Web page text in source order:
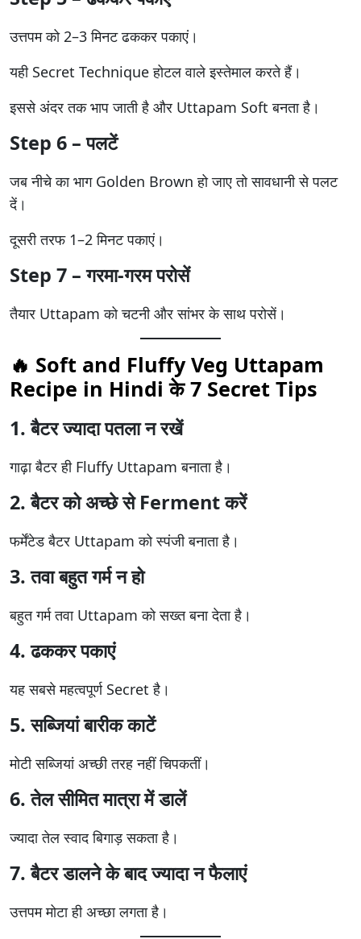
उत्तपम को 2–3 मिनट ढककर पकाएं।
यही Secret Technique होटल वाले इस्तेमाल करते हैं।
इससे अंदर तक भाप जाती है और Uttapam Soft बनता है।
Step 6 – पलटें
जब नीचे का भाग Golden Brown हो जाए तो सावधानी से पलट
दें।
दूसरी तरफ 1–2 मिनट पकाएं।
Step 7 – गरमा-गरम परोसें
तैयार Uttapam को चटनी और सांभर के साथ परोसें।
🔥 Soft and Fluffy Veg Uttapam
Recipe in Hindi के 7 Secret Tips
1. बैटर ज्यादा पतला न रखें
गाढ़ा बैटर ही Fluffy Uttapam बनाता है।
2. बैटर को अच्छे से Ferment करें
फर्मेंटेड बैटर Uttapam को स्पंजी बनाता है।
3. तवा बहुत गर्म न हो
बहुत गर्म तवा Uttapam को सख्त बना देता है।
4. ढककर पकाएं
यह सबसे महत्वपूर्ण Secret है।
5. सब्जियां बारीक काटें
मोटी सब्जियां अच्छी तरह नहीं चिपकतीं।
6. तेल सीमित मात्रा में डालें
ज्यादा तेल स्वाद बिगाड़ सकता है।
7. बैटर डालने के बाद ज्यादा न फैलाएं
उत्तपम मोटा ही अच्छा लगता है।